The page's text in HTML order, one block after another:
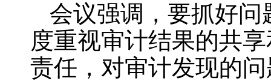
会议强调，要抓好问
度重视审计结果的共
责任，对审计发现的